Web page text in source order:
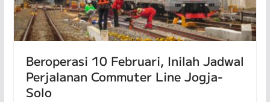
Beroperasi 10 Februari, Inilah Jadwal
Perjalanan Commuter Line Jogja-
Solo